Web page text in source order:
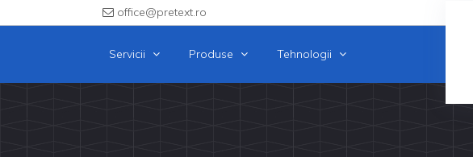
office@pretext.ro
Servicii Produse Tehnologii